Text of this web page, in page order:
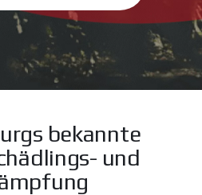
bekannte
und